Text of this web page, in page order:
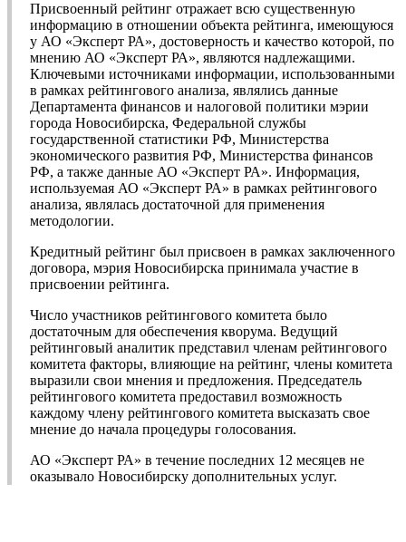
Присвоенный рейтинг отражает всю существенную
информацию в отношении объекта рейтинга, имеющуюся
у АО «Эксперт РА», достоверность и качество которой, по
мнению АО «Эксперт РА», являются надлежащими.
Ключевыми источниками информации, использованными
в рамках рейтингового анализа, являлись данные
Департамента финансов и налоговой политики мэрии
города Новосибирска, Федеральной службы
государственной статистики РФ, Министерства
экономического развития РФ, Министерства финансов
РФ, а также данные АО «Эксперт РА». Информация,
используемая АО «Эксперт РА» в рамках рейтингового
анализа, являлась достаточной для применения
методологии.
Кредитный рейтинг был присвоен в рамках заключенного
договора, мэрия Новосибирска принимала участие в
присвоении рейтинга.
Число участников рейтингового комитета было
достаточным для обеспечения кворума. Ведущий
рейтинговый аналитик представил членам рейтингового
комитета факторы, влияющие на рейтинг, члены комитета
выразили свои мнения и предложения. Председатель
рейтингового комитета предоставил возможность
каждому члену рейтингового комитета высказать свое
мнение до начала процедуры голосования.
АО «Эксперт РА» в течение последних 12 месяцев не
оказывало Новосибирску дополнительных услуг.